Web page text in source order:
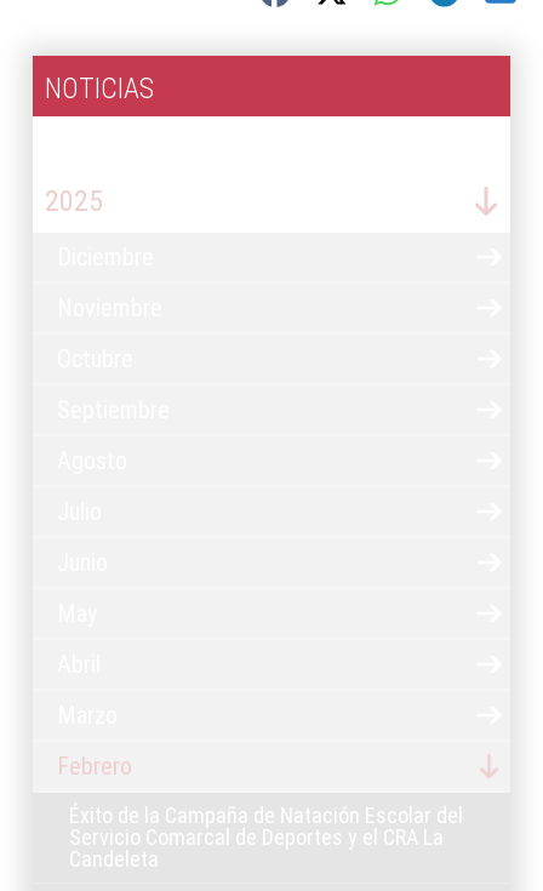
NOTICIAS
2025
Febrero
Éxito de la Campaña de Natación Escolar del
Servicio Comarcal de Deportes y el CRA La
Candeleta